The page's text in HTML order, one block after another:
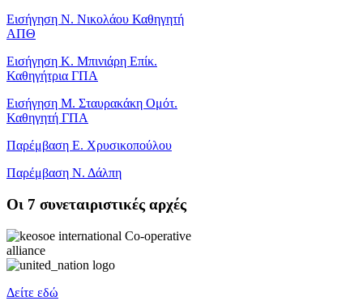
Εισήγηση Ν. Νικολάου Καθηγητή
ΑΠΘ
Εισήγηση Κ. Μπινιάρη Επίκ.
Καθηγήτρια ΓΠΑ
Εισήγηση Μ. Σταυρακάκη Ομότ.
Καθηγητή ΓΠΑ
Παρέμβαση Ε. Χρυσικοπούλου
Παρέμβαση Ν. Δάλπη
Oι 7 συνεταιριστικές αρχές
Δείτε εδώ